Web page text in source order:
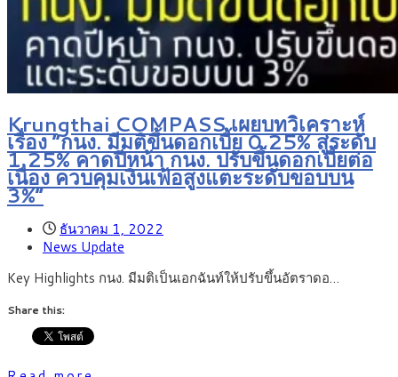
Krungthai COMPASS เผยบทวิเคราะห์
เรื่อง “กนง. มีมติขึ้นดอกเบี้ย 0.25% สู่ระดับ
1.25% คาดปีหน้า กนง. ปรับขึ้นดอกเบี้ยต่อ
เนื่อง ควบคุมเงินเฟ้อสูงแตะระดับขอบบน
3%”
ธันวาคม 1, 2022
News Update
Key Highlights กนง. มีมติเป็นเอกฉันท์ให้ปรับขึ้นอัตราดอ…
Share this: